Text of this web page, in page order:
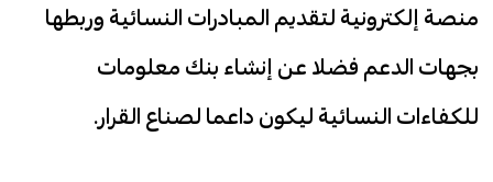
منصة إلكترونية لتقديم المبادرات النسائية وربطها
بجهات الدعم فضلا عن إنشاء بنك معلومات
للكفاءات النسائية ليكون داعما لصناع القرار.